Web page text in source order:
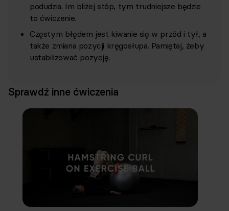
podudzia. Im bliżej stóp, tym trudniejsze będzie
to ćwiczenie.
Częstym błędem jest kiwanie się w przód i tył, a
także zmiana pozycji kręgosłupa. Pamiętaj, żeby
ustabilizować pozycję.
Sprawdź inne ćwiczenia